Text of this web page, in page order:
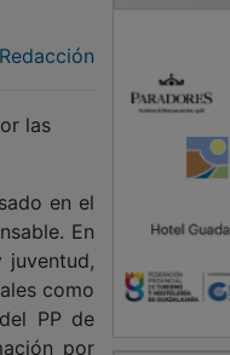
Redacción
las
en el
En
juventud,
como
PP de
por